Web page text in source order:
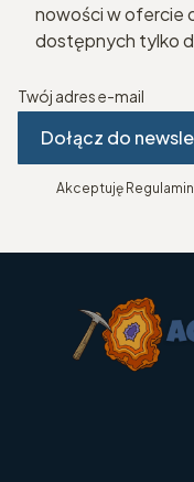
nowości w ofercie
dostępnych tylko
Twój adres e-mail
Dołącz do
Akceptuję